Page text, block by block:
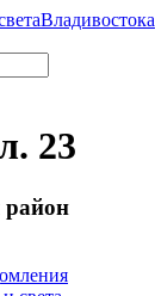
Владивостока
23
район